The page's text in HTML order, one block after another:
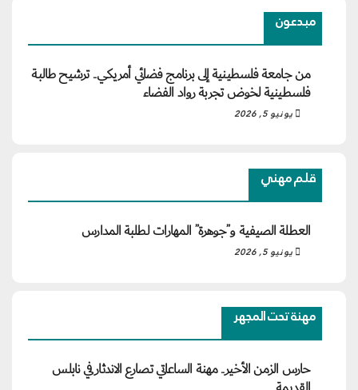
مبدعون
من جامعة فلسطينية إلى برنامج فضائي أمريكي.. ترشيح طالبة
فلسطينية لخوض تجربة رواد الفضاء
يونيو 5, 2026
قلم مهني
العطلة الصيفية و”جوهرة” المهارات لطلبة المدارس
يونيو 5, 2026
مهنة تحت المجهر
حارس الزمن الأخير.. مهنة الساعاتي تصارع الاندثار في نابلس